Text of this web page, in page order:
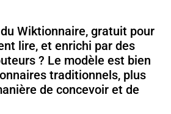
Wiktionnaire, gratuit pour
lire, et enrichi par des
? Le modèle est bien
traditionnels, plus
de concevoir et de